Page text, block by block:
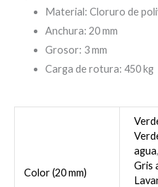
Material: Cloruro de
Anchura: 20 mm
Grosor: 3 mm
Carga de rotura: 450 kg
Color (20 mm)
agua,
Gris